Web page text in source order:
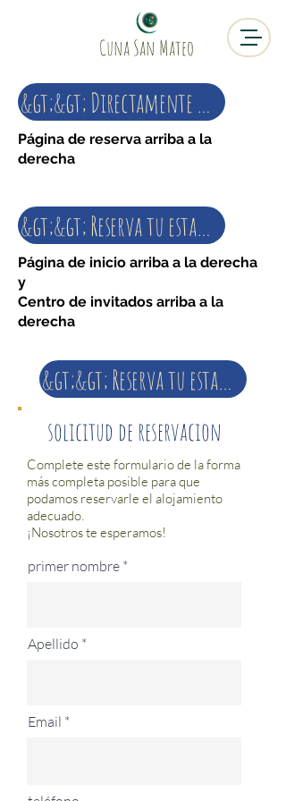
Cuna San Mateo
&gt;&gt; Directamente a la reserva &lt;&lt;
Página de reserva arriba a la
derecha
&gt;&gt; Reserva tu estancia &lt;&lt;
Página de inicio arriba a la derecha
y
Centro de invitados arriba a la
derecha
&gt;&gt; Reserva tu estancia &lt;&lt;
solicitud de reservacion
Complete este formulario de la forma
más completa posible para que
podamos reservarle el alojamiento
adecuado.
¡Nosotros te esperamos!
primer nombre
Apellido
Email